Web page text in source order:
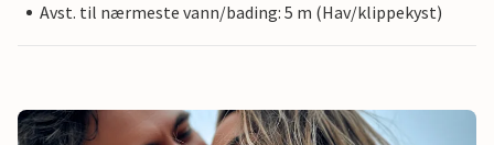
Avst. til nærmeste vann/bading: 5 m (Hav/klippekyst)